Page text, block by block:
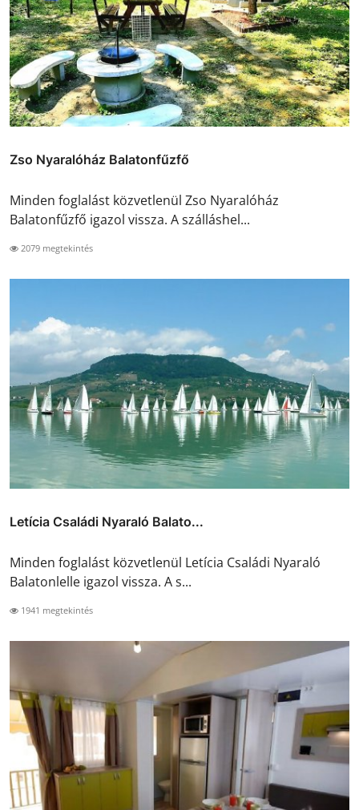
Zso Nyaralóház Balatonfűzfő
Minden foglalást közvetlenül Zso Nyaralóház
Balatonfűzfő igazol vissza. A szálláshel...
2079 megtekintés
Letícia Családi Nyaraló Balato...
Minden foglalást közvetlenül Letícia Családi Nyaraló
Balatonlelle igazol vissza. A s...
1941 megtekintés